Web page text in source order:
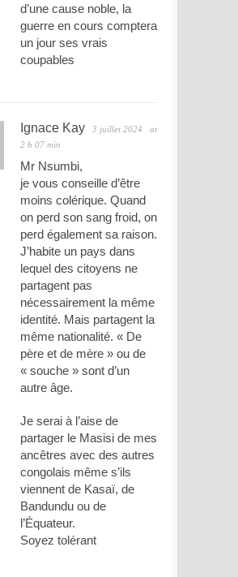
d’une cause noble, la
guerre en cours comptera
un jour ses vrais
coupables
Ignace Kay 3 juillet 2024
at
2 h 07 min
Mr Nsumbi,
je vous conseille d’être
moins colérique. Quand
on perd son sang froid, on
perd également sa raison.
J’habite un pays dans
lequel des citoyens ne
partagent pas
nécessairement la même
identité. Mais partagent la
même nationalité. « De
père et de mère » ou de
« souche » sont d’un
autre âge.
Je serai à l’aise de
partager le Masisi de mes
ancêtres avec des autres
congolais même s’ils
viennent de Kasaï, de
Bandundu ou de
l’Équateur.
Soyez tolérant